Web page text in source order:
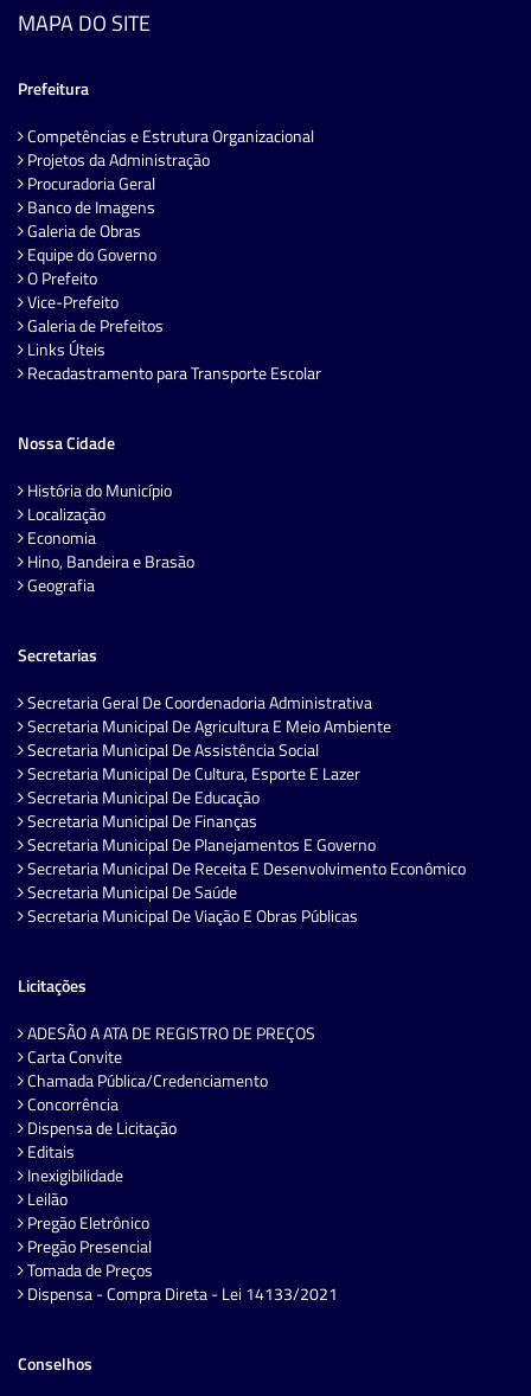
MAPA DO SITE
Prefeitura
Competências e Estrutura Organizacional
Projetos da Administração
Procuradoria Geral
Banco de Imagens
Galeria de Obras
Equipe do Governo
O Prefeito
Vice-Prefeito
Galeria de Prefeitos
Links Úteis
Recadastramento para Transporte Escolar
Nossa Cidade
História do Município
Localização
Economia
Hino, Bandeira e Brasão
Geografia
Secretarias
Secretaria Geral De Coordenadoria Administrativa
Secretaria Municipal De Agricultura E Meio Ambiente
Secretaria Municipal De Assistência Social
Secretaria Municipal De Cultura, Esporte E Lazer
Secretaria Municipal De Educação
Secretaria Municipal De Finanças
Secretaria Municipal De Planejamentos E Governo
Secretaria Municipal De Receita E Desenvolvimento Econômico
Secretaria Municipal De Saúde
Secretaria Municipal De Viação E Obras Públicas
Licitações
ADESÃO A ATA DE REGISTRO DE PREÇOS
Carta Convite
Chamada Pública/Credenciamento
Concorrência
Dispensa de Licitação
Editais
Inexigibilidade
Leilão
Pregão Eletrônico
Pregão Presencial
Tomada de Preços
Dispensa - Compra Direta - Lei 14133/2021
Conselhos